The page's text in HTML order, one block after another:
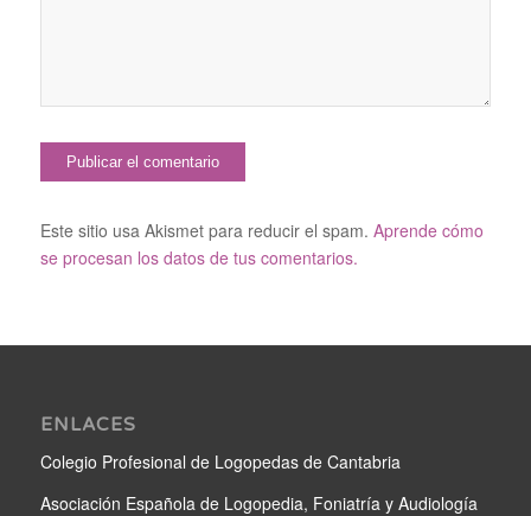
Este sitio usa Akismet para reducir el spam. Aprende cómo
se procesan los datos de tus comentarios.
ENLACES
Colegio Profesional de Logopedas de Cantabria
Asociación Española de Logopedia, Foniatría y Audiología